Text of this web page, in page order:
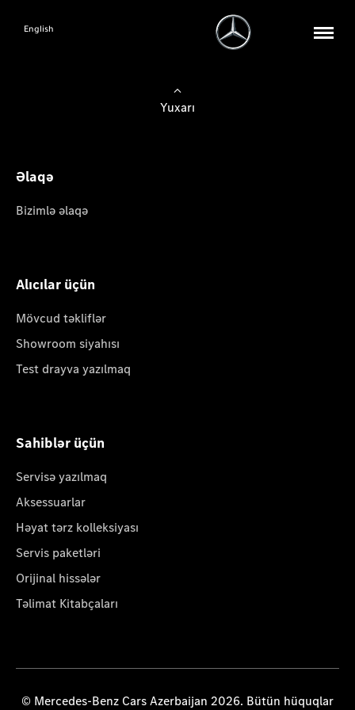
English
Yuxarı
Əlaqə
Bizimlə əlaqə
Alıcılar üçün
Mövcud təkliflər
Showroom siyahısı
Test drayva yazılmaq
Sahiblər üçün
Servisə yazılmaq
Aksessuarlar
Həyat tərz kolleksiyası
Servis paketləri
Orijinal hissələr
Təlimat Kitabçaları
© Mercedes-Benz Cars Azerbaijan 2026. Bütün hüquqlar